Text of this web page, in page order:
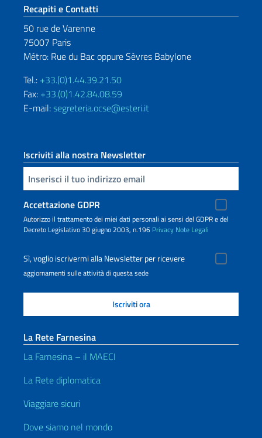
Sezione footer
Recapiti e Contatti
50 rue de Varenne
75007 Paris
Métro: Rue du Bac oppure Sèvres Babylone
Tel.: +33.(0)1.44.39.21.50
Fax: +33.(0)1.42.84.08.59
E-mail:segreteria.ocse@esteri.it
Iscriviti alla nostra Newsletter
Inserisci la tua email
Accettazione GDPR
Autorizzo il trattamento dei miei dati personali ai sensi del GDPR e del
Decreto Legislativo 30 giugno 2003, n.196 Privacy Note Legali
Sì, voglio iscrivermi alla Newsletter per ricevere
aggiornamenti sulle attività di questa sede
La Rete Farnesina
La Farnesina – il MAECI
La Rete diplomatica
Viaggiare sicuri
Dove siamo nel mondo